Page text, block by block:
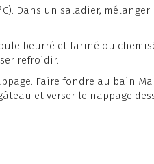
Dans un saladier,
beurré et fariné ou
refroidir.
Faire fondre au bain
et verser le nappage